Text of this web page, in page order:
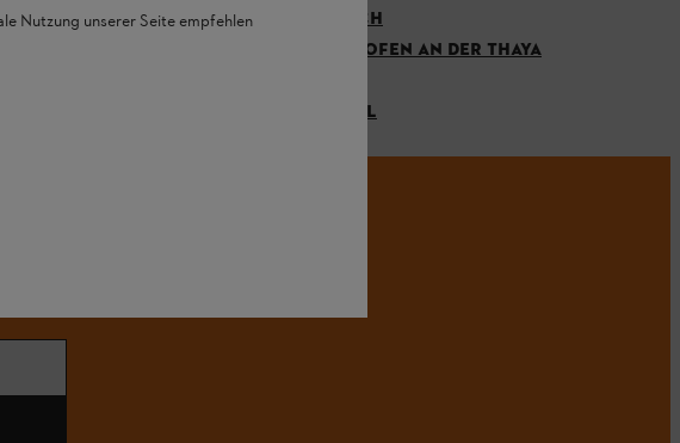
VILLACH
WAIDHOFEN AN DER THAYA
ZWETTL
Newsletter
Nutzung unserer Seite empfehlen